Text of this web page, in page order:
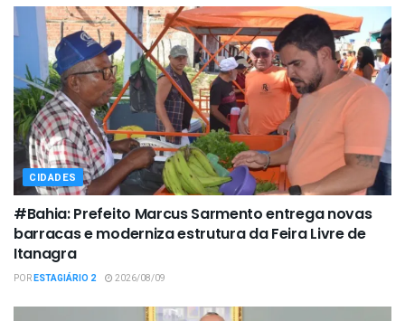
CIDADES
#Bahia: Prefeito Marcus Sarmento entrega novas
barracas e moderniza estrutura da Feira Livre de
Itanagra
PORESTAGIÁRIO 2 2026/08/09